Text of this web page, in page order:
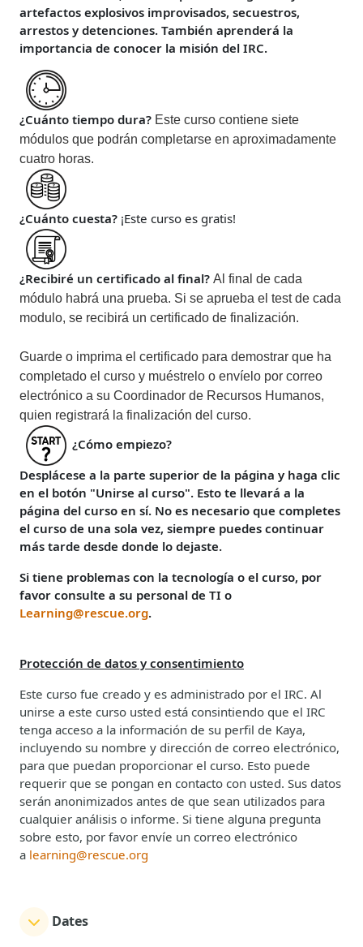
artefactos explosivos improvisados, secuestros,
arrestos y detenciones. También aprenderá la
importancia de conocer la misión del IRC.
¿Cuánto tiempo dura? Este curso contiene siete
módulos que podrán completarse en aproximadamente
cuatro horas.
¿Cuánto cuesta? ¡Este curso es gratis!
¿Recibiré un certificado al final? Al final de cada
módulo habrá una prueba. Si se aprueba el test de cada
modulo, se recibirá un certificado de finalización.
Guarde o imprima el certificado para demostrar que ha
completado el curso y muéstrelo o envíelo por correo
electrónico a su Coordinador de Recursos Humanos,
quien registrará la finalización del curso.
¿Cómo empiezo?
Desplácese a la parte superior de la página y haga clic
en el botón "Unirse al curso". Esto te llevará a la
página del curso en sí. No es necesario que completes
el curso de una sola vez, siempre puedes continuar
más tarde desde donde lo dejaste.
Si tiene problemas con la tecnología o el curso, por
favor consulte a su personal de TI o
Learning@rescue.org.
Protección de datos y consentimiento
Este curso fue creado y es administrado por el IRC. Al
unirse a este curso usted está consintiendo que el IRC
tenga acceso a la información de su perfil de Kaya,
incluyendo su nombre y dirección de correo electrónico,
para que puedan proporcionar el curso. Esto puede
requerir que se pongan en contacto con usted. Sus datos
serán anonimizados antes de que sean utilizados para
cualquier análisis o informe. Si tiene alguna pregunta
sobre esto, por favor envíe un correo electrónico
a learning@rescue.org
Dates